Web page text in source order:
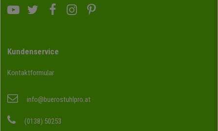
Kundenservice
Kontaktformular
info@buerostuhlpro.at
(0138) 50253